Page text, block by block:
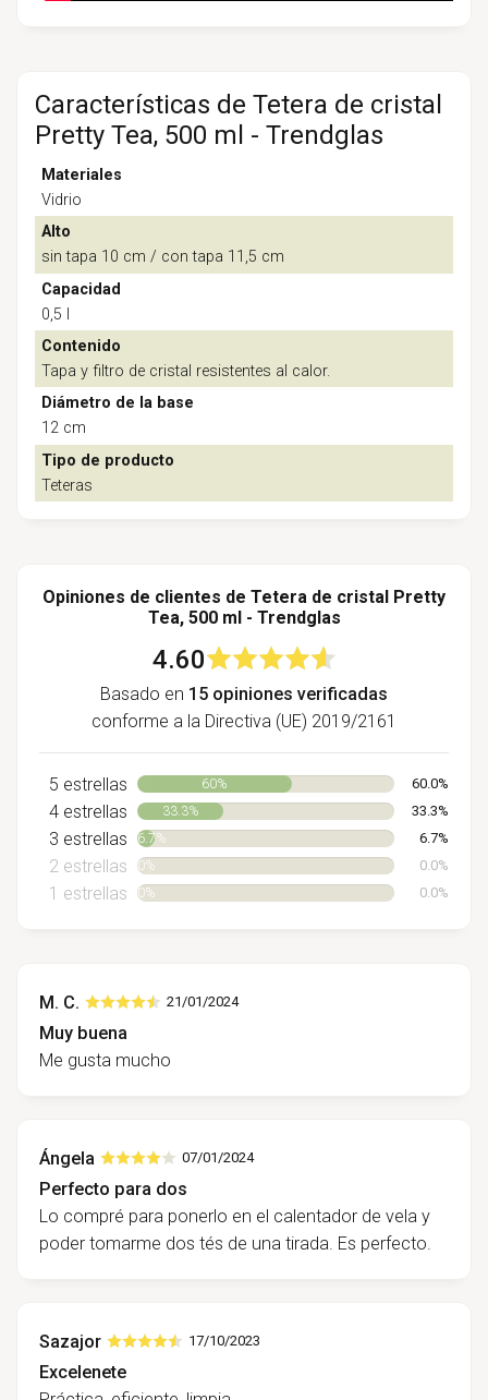
Características de Tetera de cristal
Pretty Tea, 500 ml - Trendglas
Materiales
Vidrio
Alto
sin tapa 10 cm / con tapa 11,5 cm
Capacidad
0,5 l
Contenido
Tapa y filtro de cristal resistentes al calor.
Diámetro de la base
12 cm
Tipo de producto
Teteras
Opiniones de clientes de Tetera de cristal Pretty
Tea, 500 ml - Trendglas
4.60
Basado en 15 opiniones verificadas
conforme a la Directiva (UE) 2019/2161
5 estrellas 60% 60.0%
4 estrellas 33.3% 33.3%
3 estrellas 6.7% 6.7%
2 estrellas 0% 0.0%
1 estrellas 0% 0.0%
M. C. 21/01/2024
Muy buena
Me gusta mucho
Ángela 07/01/2024
Perfecto para dos
Lo compré para ponerlo en el calentador de vela y
poder tomarme dos tés de una tirada. Es perfecto.
Sazajor 17/10/2023
Excelenete